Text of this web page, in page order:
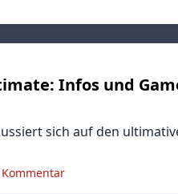
Infos und
sich auf den
Kommentar